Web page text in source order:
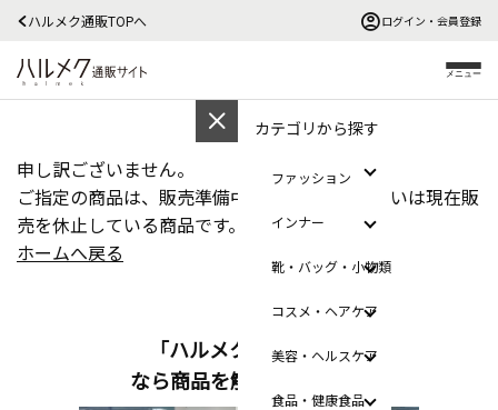
ハルメク通販TOPへ ログイン・会員登録
メニュー
カテゴリから探す
ファッション
インナー
靴・バッグ・小物類
コスメ・ヘアケア
美容・ヘルスケア
食品・健康食品
申し訳ございません。
ご指定の商品は、販売準備中、販売終了、あるいは現在販
売を休止している商品です。
ホームへ戻る
「ハルメクのおみせ」
なら商品を触って選べます